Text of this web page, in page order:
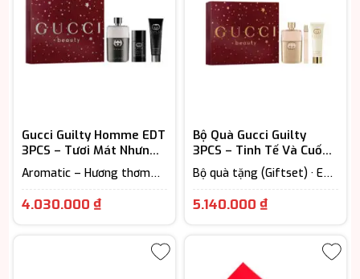
Gucci Guilty Homme EDT
3PCS – Tươi Mát Nhưng
Đầy Bản Lĩnh
Aromatic – Hương thơm
(Giftset) · EDT - Eau De
4.030.000₫
Bộ Quà Gucci Guilty
3PCS – Tinh Tế Và Cuốn
Hút Khó Cưỡng
Bộ quà tặng (Giftset) · EDP
hương từ 7-12h) · Fruity -
5.140.000 ₫